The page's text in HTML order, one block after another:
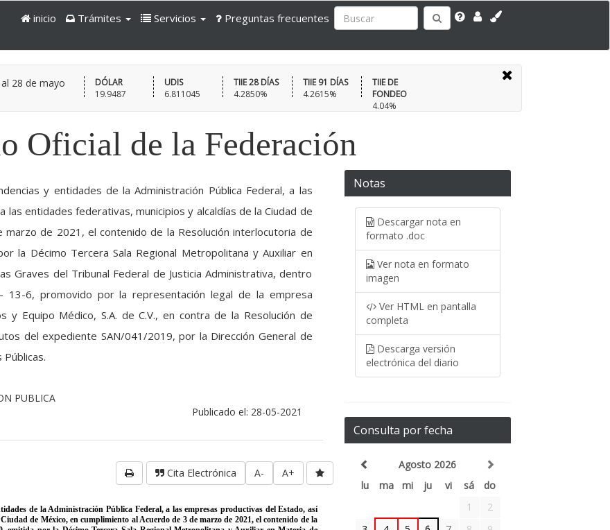
inicio Trámites Servicios Preguntas frecuentes
28 de mayo
DÓLAR
19.9487
UDIS
6.811045
TIIE 28 DÍAS
4.2850%
TIIE 91 DÍAS
4.2615%
TIIE DE
FONDEO
4.04%
Oficial de la Federación
y entidades de la Administración Pública Federal, a las
entidades federativas, municipios y alcaldías de la Ciudad de
de 2021, el contenido de la Resolución interlocutoria de
la Décimo Tercera Sala Regional Metropolitana y Auxiliar en
Graves del Tribunal Federal de Justicia Administrativa, dentro
13-6, promovido por la representación legal de la empresa
y Equipo Médico, S.A. de C.V., en contra de la Resolución de
del expediente SAN/041/2019, por la Dirección General de
PUBLICA
Publicado el: 28-05-2021
A+
A-
Cita Electrónica
Notas
Descargar nota en
formato .doc
Ver nota en formato
imagen
Ver HTML en pantalla
completa
Descarga versión
electrónica del diario
Consulta por fecha
Agosto 2026
lu
ma mi ju vi sá
do
1
2